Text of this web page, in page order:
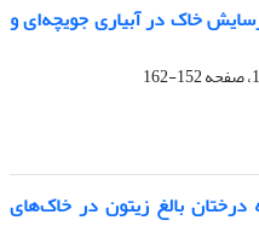
خاک در آبیاری جویچه‌ای و
152-162
بالغ زیتون در خاک‌های